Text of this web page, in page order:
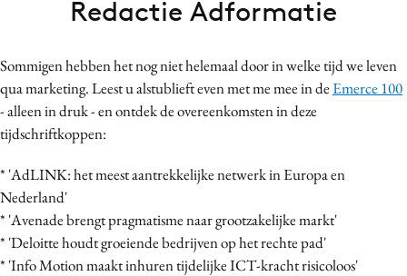
Carriere
Contentmarketing
Craft
Data & Insights
Design
Digital transformation
Diversiteit
Sommigen hebben het nog niet helemaal door in welke tijd we leven
qua marketing. Leest u alstublieft even met me mee in deEmerce 100
- alleen in druk - en ontdek de overeenkomsten in deze
tijdschriftkoppen:
* 'AdLINK: het meest aantrekkelijke netwerk in Europa en
Nederland'
* 'Avenade brengt pragmatisme naar grootzakelijke markt'
* 'Deloitte houdt groeiende bedrijven op het rechte pad'
* 'Info Motion maakt inhuren tijdelijke ICT-kracht risicoloos'
Redactie Adformatie